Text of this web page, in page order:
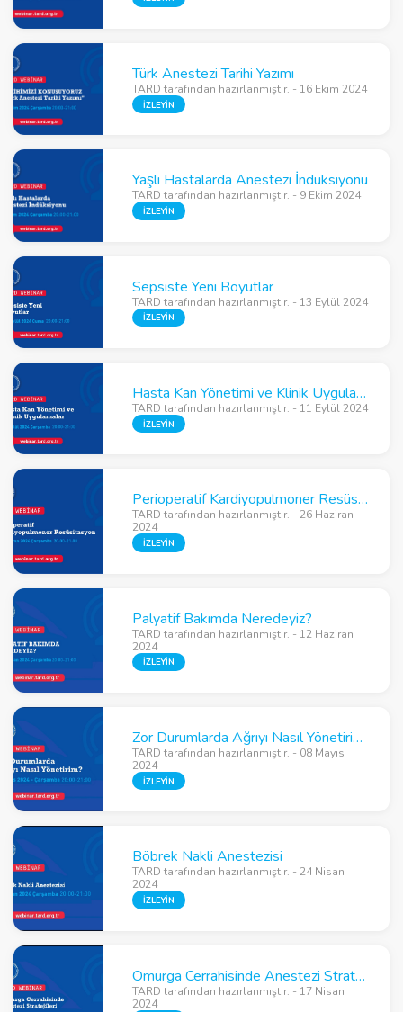
Türk Anestezi Tarihi Yazımı
TARD tarafından hazırlanmıştır. - 16 Ekim 2024
İZLEYİN
Yaşlı Hastalarda Anestezi İndüksiyonu
TARD tarafından hazırlanmıştır. - 9 Ekim 2024
İZLEYİN
Sepsiste Yeni Boyutlar
TARD tarafından hazırlanmıştır. - 13 Eylül 2024
İZLEYİN
Hasta Kan Yönetimi ve Klinik Uygulamalar
TARD tarafından hazırlanmıştır. - 11 Eylül 2024
İZLEYİN
Perioperatif Kardiyopulmoner Resüsitasyon
TARD tarafından hazırlanmıştır. - 26 Haziran
2024
İZLEYİN
Palyatif Bakımda Neredeyiz?
TARD tarafından hazırlanmıştır. - 12 Haziran
2024
İZLEYİN
Zor Durumlarda Ağrıyı Nasıl Yönetirim?
TARD tarafından hazırlanmıştır. - 08 Mayıs
2024
İZLEYİN
Böbrek Nakli Anestezisi
TARD tarafından hazırlanmıştır. - 24 Nisan
2024
İZLEYİN
Omurga Cerrahisinde Anestezi Stratejileri
TARD tarafından hazırlanmıştır. - 17 Nisan
2024